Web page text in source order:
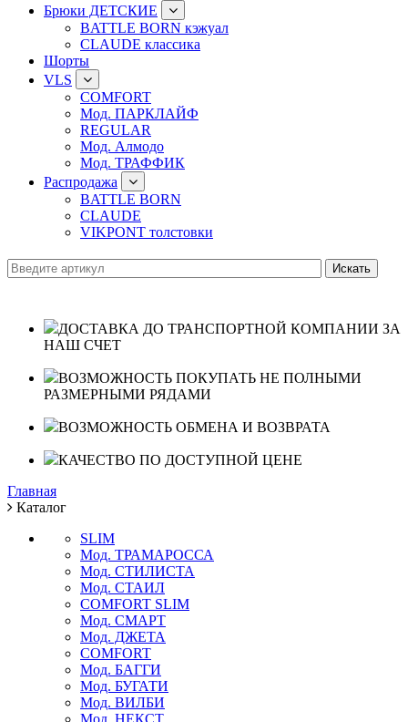
Брюки ДЕТСКИЕ
BATTLE BORN кэжуал
CLAUDE классика
Шорты
VLS
COMFORT
Мод. ПАРКЛАЙФ
REGULAR
Мод. Алмодо
Мод. ТРАФФИК
Распродажа
BATTLE BORN
CLAUDE
VIKPONT толстовки
ДОСТАВКА ДО ТРАНСПОРТНОЙ КОМПАНИИ ЗА
НАШ СЧЕТ
ВОЗМОЖНОСТЬ ПОКУПАТЬ НЕ ПОЛНЫМИ
РАЗМЕРНЫМИ РЯДАМИ
ВОЗМОЖНОСТЬ ОБМЕНА И ВОЗВРАТА
КАЧЕСТВО ПО ДОСТУПНОЙ ЦЕНЕ
Главная
Каталог
SLIM
Мод. ТРАМАРОССА
Мод. СТИЛИСТА
Мод. СТАИЛ
COMFORT SLIM
Мод. СМАРТ
Мод. ДЖЕТА
COMFORT
Мод. БАГГИ
Мод. БУГАТИ
Мод. ВИЛБИ
Мод. НЕКСТ